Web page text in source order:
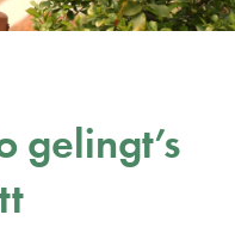
gelingt’s